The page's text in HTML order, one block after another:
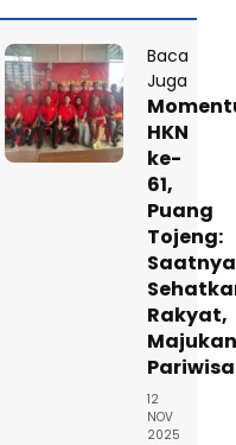
Baca
Juga
HKN
ke-
61,
Puang
Tojeng:
Saatnya
Rakyat,
Majukan
12
NOV
2025